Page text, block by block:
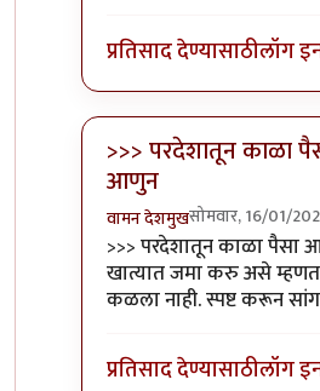
प्रतिसाद देण्यासाठीलॉग
>>> परदेशातून काळा
आणुन
वामन देशमुखसोमवार, 16/01/
In reply toसल्लागारांना
>>> परदेशातून काळा पैसा
खात्यात जमा करु असे म्हणत
कळला नाही. स्पष्ट करून
प्रतिसाद देण्यासाठीलॉग